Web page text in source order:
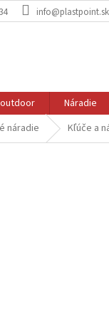
info@plastpoint.sk
Náradie
náradie Kľúče a